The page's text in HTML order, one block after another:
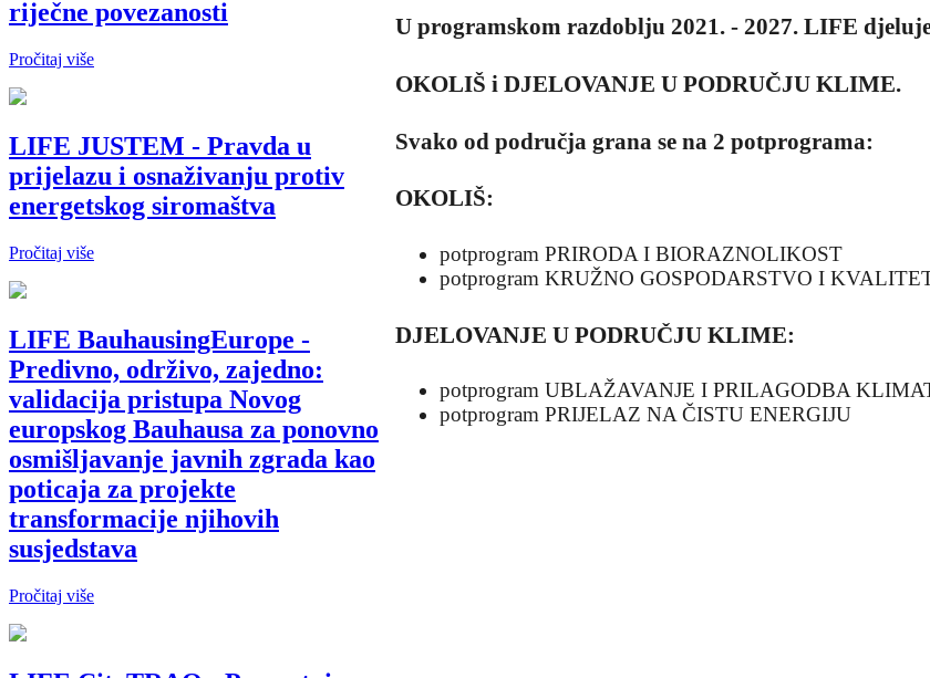
riječne povezanosti
Pročitaj više
LIFE JUSTEM - Pravda u
prijelazu i osnaživanju protiv
energetskog siromaštva
Pročitaj više
LIFE BauhausingEurope -
Predivno, održivo, zajedno:
validacija pristupa Novog
europskog Bauhausa za ponovno
osmišljavanje javnih zgrada kao
poticaja za projekte
transformacije njihovih
susjedstava
Pročitaj više
U programskom razdoblju 2021. - 2027. LIFE
OKOLIŠ i DJELOVANJE U PODRUČJU KLIME.
Svako od područja grana se na 2 potprograma:
OKOLIŠ:
potprogram PRIRODA I BIORAZNOLIKOST
potprogram KRUŽNO GOSPODARSTVO I
DJELOVANJE U PODRUČJU KLIME:
potprogram UBLAŽAVANJE I PRILAGODBA
potprogram PRIJELAZ NA ČISTU ENERGIJU